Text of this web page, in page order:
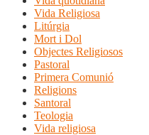
Vida Religiosa
Litúrgia
Mort i Dol
Objectes Religiosos
Pastoral
Primera Comunió
Religions
Santoral
Teologia
Vida religiosa